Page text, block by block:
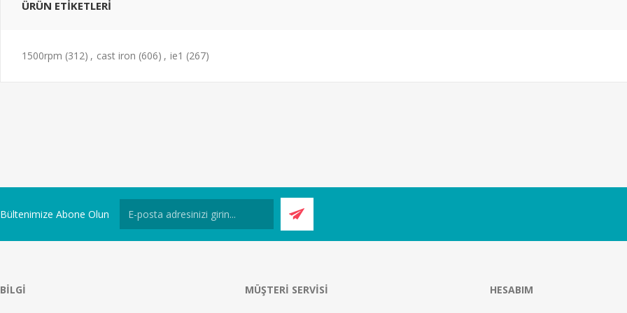
ÜRÜN ETIKETLERI
1500rpm (312) , cast iron (606) , ie1 (267)
Bültenimize Abone Olun
BILGI MÜŞTERI SERVISI HESABIM